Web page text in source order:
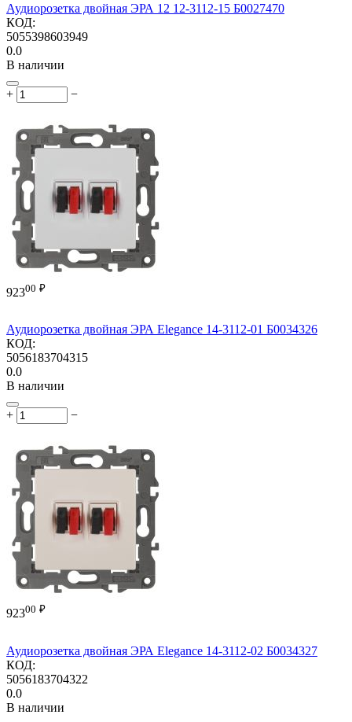
Аудиорозетка двойная ЭРА 12 12-3112-15 Б0027470
КОД:
5055398603949
0.0
В наличии
+ −
92300 ₽
Аудиорозетка двойная ЭРА Elegance 14-3112-01 Б0034326
КОД:
5056183704315
0.0
В наличии
+ −
92300 ₽
Аудиорозетка двойная ЭРА Elegance 14-3112-02 Б0034327
КОД:
5056183704322
0.0
В наличии